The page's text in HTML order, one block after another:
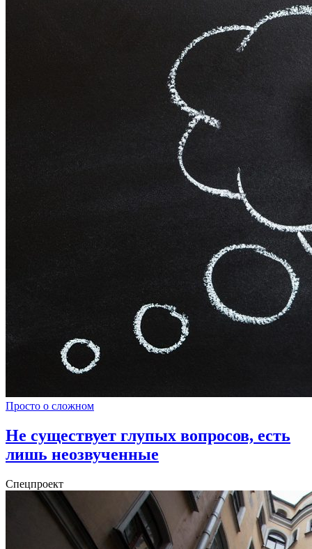
Просто о сложном
Не существует глупых вопросов, есть
лишь неозвученные
Спецпроект